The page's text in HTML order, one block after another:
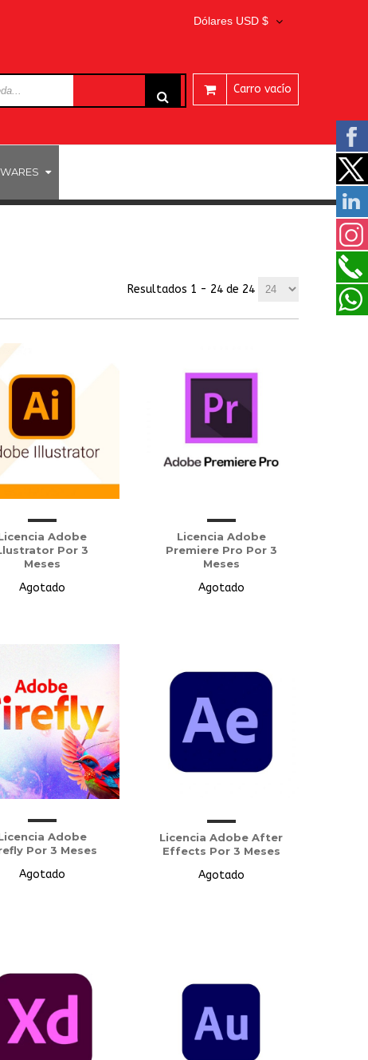
Dólares USD $
Carro vacío
Resultados 1 - 24 de 24
Adobe
Por 3
Meses
Agotado
Licencia Adobe
Premiere Pro Por 3
Meses
Agotado
Adobe
Por 3 Meses
Agotado
Licencia Adobe After
Effects Por 3 Meses
Agotado